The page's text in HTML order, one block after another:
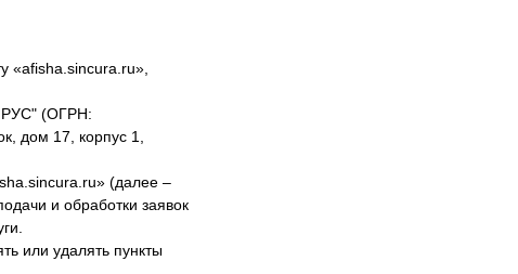
«afisha.sincura.ru»,
РУС" (ОГРН:
дом 17, корпус 1,
(далее –
и обработки заявок
или удалять пункты